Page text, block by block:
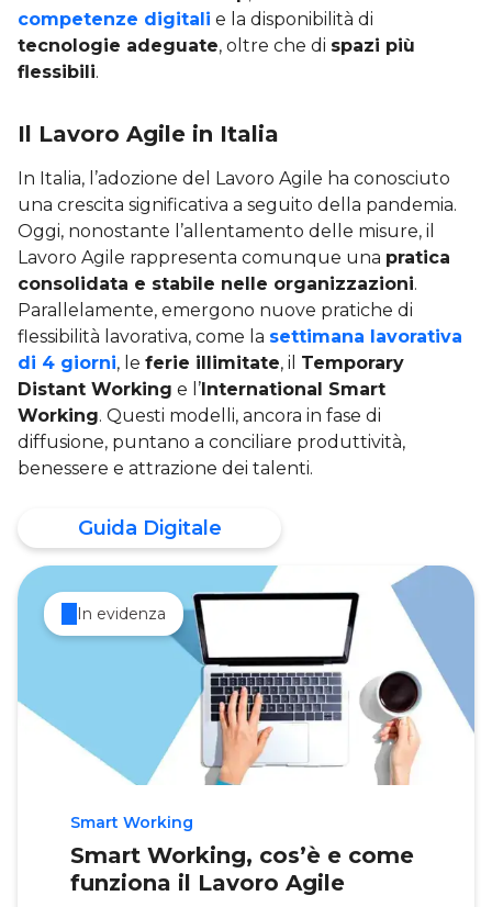
competenze digitali e la disponibilità di
tecnologie adeguate, oltre che di spazi più
flessibili.
Il Lavoro Agile in Italia
In Italia, l’adozione del Lavoro Agile ha conosciuto
una crescita significativa a seguito della pandemia.
Oggi, nonostante l’allentamento delle misure, il
Lavoro Agile rappresenta comunque una pratica
consolidata e stabile nelle organizzazioni.
Parallelamente, emergono nuove pratiche di
flessibilità lavorativa, come la settimana lavorativa
di 4 giorni, le ferie illimitate, il Temporary
Distant Working e l’International Smart
Working. Questi modelli, ancora in fase di
diffusione, puntano a conciliare produttività,
benessere e attrazione dei talenti.
Guida Digitale
Smart Working
Smart Working, cos’è e come
funziona il Lavoro Agile
In evidenza